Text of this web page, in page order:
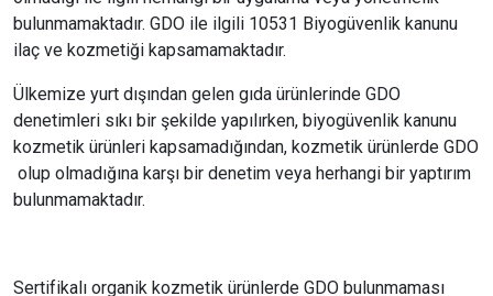
bulunmamaktadır. GDO ile ilgili 10531 Biyogüvenlik kanunu
ilaç ve kozmetiği kapsamamaktadır.
Ülkemize yurt dışından gelen gıda ürünlerinde GDO
denetimleri sıkı bir şekilde yapılırken, biyogüvenlik kanunu
kozmetik ürünleri kapsamadığından, kozmetik ürünlerde GDO
olup olmadığına karşı bir denetim veya herhangi bir yaptırım
bulunmamaktadır.
Sertifikalı organik kozmetik ürünlerde GDO bulunmaması